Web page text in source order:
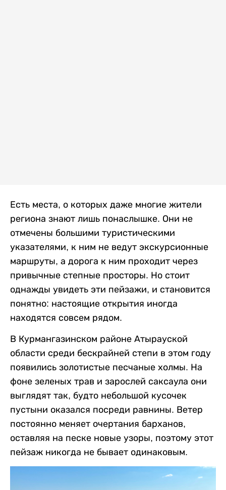
Есть места, о которых даже многие жители
региона знают лишь понаслышке. Они не
отмечены большими туристическими
указателями, к ним не ведут экскурсионные
маршруты, а дорога к ним проходит через
привычные степные просторы. Но стоит
однажды увидеть эти пейзажи, и становится
понятно: настоящие открытия иногда
находятся совсем рядом.
В Курмангазинском районе Атырауской
области среди бескрайней степи в этом году
появились золотистые песчаные холмы. На
фоне зеленых трав и зарослей саксаула они
выглядят так, будто небольшой кусочек
пустыни оказался посреди равнины. Ветер
постоянно меняет очертания барханов,
оставляя на песке новые узоры, поэтому этот
пейзаж никогда не бывает одинаковым.